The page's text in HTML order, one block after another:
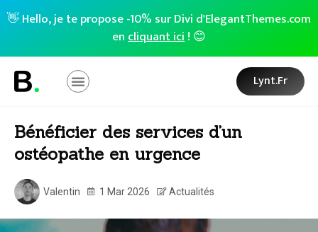
👋 Hello, je te propose -10% sur Divi d'ElegantThemes.com
encliquant ici! 😊
Lynt.fr
Bénéficier des services d’un
ostéopathe en urgence
Valentin 1 Mar 2026 Actualités